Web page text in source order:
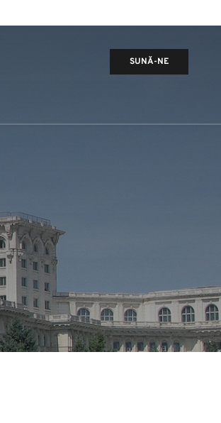
SUNĂ-NE